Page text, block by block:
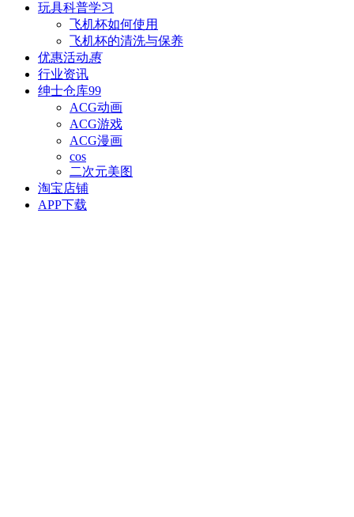
玩具科普学习
飞机杯如何使用
飞机杯的清洗与保养
优惠活动惠
行业资讯
绅士仓库99
ACG动画
ACG游戏
ACG漫画
cos
二次元美图
淘宝店铺
APP下载